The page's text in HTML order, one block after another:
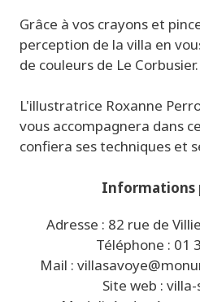
Grâce à vos crayons et
perception de la villa en
de couleurs de Le Corbusier.
L'illustratrice Roxanne
vous accompagnera dans
confiera ses techniques et
Informations
Adresse : 82 rue de
Téléphone : 01
Mail : villasavoye
Site web : villa-